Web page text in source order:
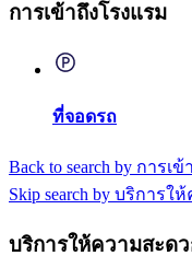
การเข้าถึงโรงแรม
ที่จอดรถ
Back to search by การเ
Skip search by บริการ
บริการให้ความสะด